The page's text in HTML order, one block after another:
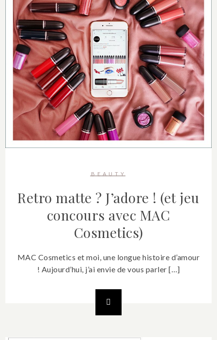
BEAUTY
Retro matte ? J’adore ! (et jeu
concours avec MAC
Cosmetics)
MAC Cosmetics et moi, une longue histoire d’amour
! Aujourd’hui, j’ai envie de vous parler […]